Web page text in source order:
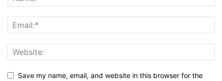
Save my name, email, and website in this browser for the